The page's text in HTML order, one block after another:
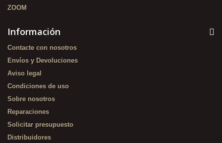
ZOOM
Información
Contacte con nosotros
Envíos y Devoluciones
Aviso legal
Condiciones de uso
Sobre nosotros
Reparaciones
Solicitar presupuesto
Distribuidores